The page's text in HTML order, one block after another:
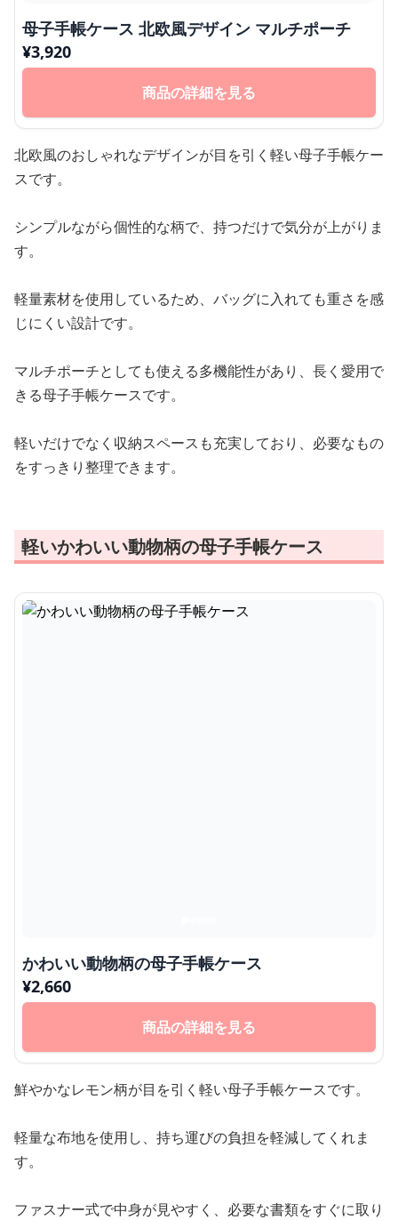
母子手帳ケース 北欧風デザイン マルチポーチ
¥3,920
商品の詳細を見る
北欧風のおしゃれなデザインが目を引く軽い母子手帳ケー
スです。
シンプルながら個性的な柄で、持つだけで気分が上がりま
す。
軽量素材を使用しているため、バッグに入れても重さを感
じにくい設計です。
マルチポーチとしても使える多機能性があり、長く愛用で
きる母子手帳ケースです。
軽いだけでなく収納スペースも充実しており、必要なもの
をすっきり整理できます。
軽いかわいい動物柄の母子手帳ケース
かわいい動物柄の母子手帳ケース
¥2,660
商品の詳細を見る
鮮やかなレモン柄が目を引く軽い母子手帳ケースです。
軽量な布地を使用し、持ち運びの負担を軽減してくれま
す。
ファスナー式で中身が見やすく、必要な書類をすぐに取り